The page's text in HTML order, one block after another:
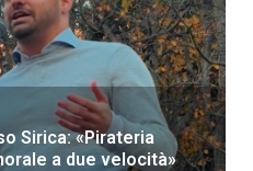
Sirica: «Pirateria
a due velocità»